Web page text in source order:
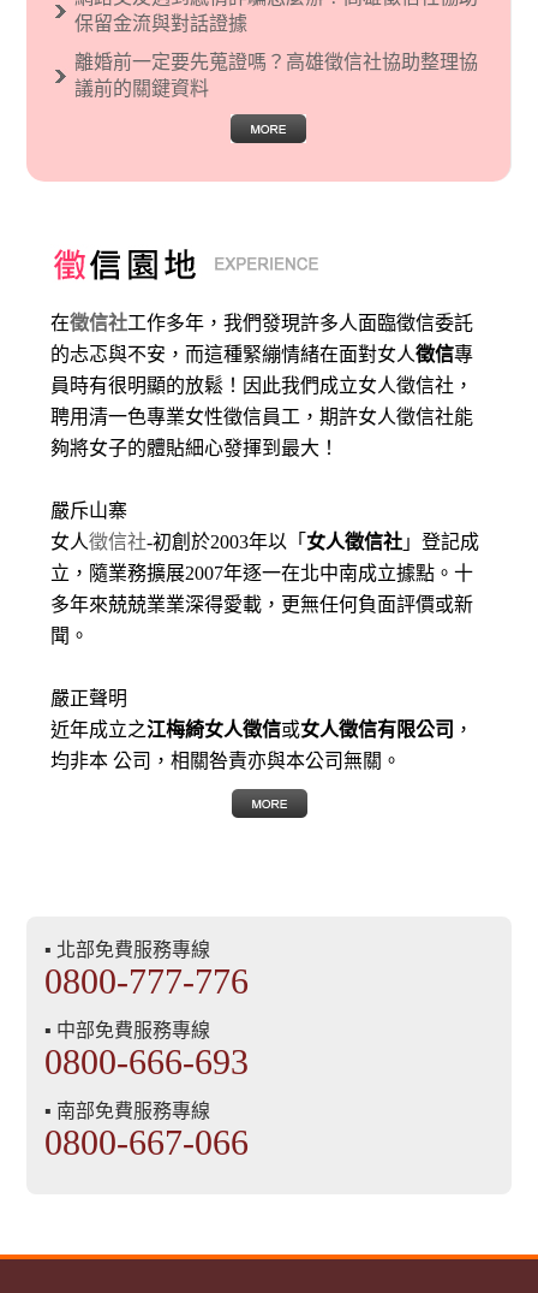
保留金流與對話證據
離婚前一定要先蒐證嗎？高雄徵信社協助整理協
議前的關鍵資料
在徵信社工作多年，我們發現許多人面臨徵信委託
的忐忑與不安，而這種緊繃情緒在面對女人徵信專
員時有很明顯的放鬆！因此我們成立女人徵信社，
聘用清一色專業女性徵信員工，期許女人徵信社能
夠將女子的體貼細心發揮到最大 ！
嚴斥山寨
女人徵信社-初創於2003年以「 女人徵信社 」登記成
立，隨業務擴展2007年逐一在北中南成立據點。十
多年來兢兢業業深得愛載，更無任何負面評價或新
聞。
嚴正聲明
近年成立之江梅綺女人徵信或女人徵信有限公司 ，
均非本 公司，相關咎責亦與本公司無關。
▪ 北部免費服務專線
0800-777-776
▪ 中部免費服務專線
0800-666-693
▪ 南部免費服務專線
0800-667-066